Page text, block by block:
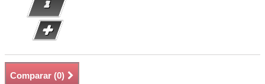
Comparar (0)